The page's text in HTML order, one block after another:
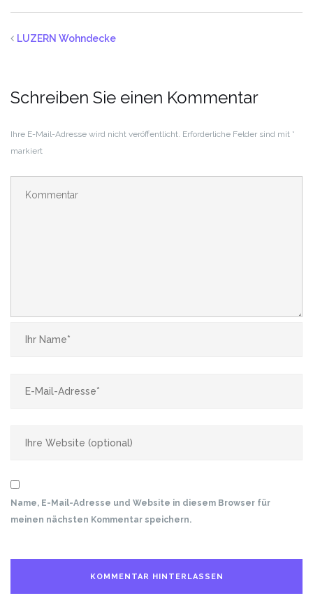
LUZERN Wohndecke
Schreiben Sie einen Kommentar
Ihre E-Mail-Adresse wird nicht veröffentlicht. Erforderliche Felder sind mit *
markiert
Name, E-Mail-Adresse und Website in diesem Browser für
meinen nächsten Kommentar speichern.